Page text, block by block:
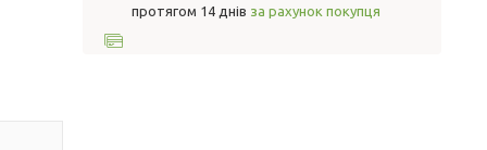
протягом 14 днів за рахунок покупця